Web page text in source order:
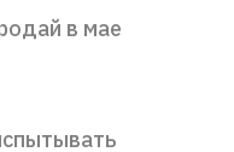
в мае